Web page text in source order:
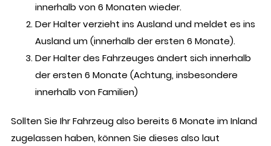
innerhalb von 6 Monaten wieder.
Der Halter verzieht ins Ausland und meldet es ins
Ausland um (innerhalb der ersten 6 Monate).
Der Halter des Fahrzeuges ändert sich innerhalb
der ersten 6 Monate (Achtung, insbesondere
innerhalb von Familien)
Sollten Sie Ihr Fahrzeug also bereits 6 Monate im Inland
zugelassen haben, können Sie dieses also laut